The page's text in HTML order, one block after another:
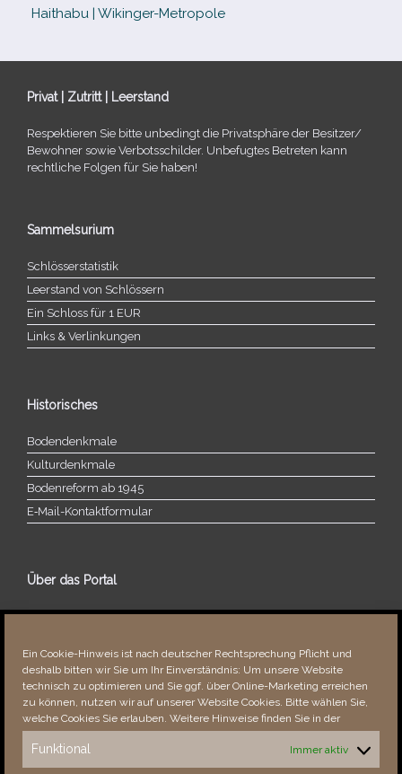
Ein Cookie-Hinweis ist nach deutscher Rechtsprechung Pflicht und
deshalb bitten wir Sie um Ihr Einverständnis: Um unsere Website
technisch zu optimieren und Sie ggf. über Online-Marketing erreichen
zu können, nutzen wir auf unserer Website Cookies. Bitte wählen Sie,
welche Cookies Sie erlauben. Weitere Hinweise finden Sie in der
Funktional Immer aktiv
Haithabu | Wikinger-Metropole
Privat | Zutritt | Leerstand
Respektieren Sie bitte unbe­dingt die Privatsphäre der Besitzer/​
Bewohner sowie Verbotsschilder. Unbefugtes Betreten kann
recht­li­che Folgen für Sie haben!
Sammelsurium
Schlösserstatistik
Leerstand von Schlössern
Ein Schloss für 1 EUR
Links & Verlinkungen
Historisches
Bodendenkmale
Kulturdenkmale
Bodenreform ab 1945
E‑Mail-​​Kontaktformular
Über das Portal
Über dieses Portal
Fehler bemerkt?
Besucher seit 08/​2021